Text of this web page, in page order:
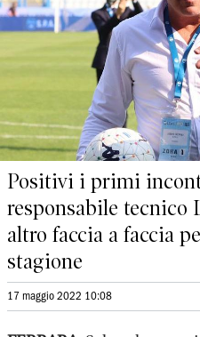
Positivi i primi
responsabile tecnico
altro faccia a faccia
stagione
17 maggio 2022 10:08